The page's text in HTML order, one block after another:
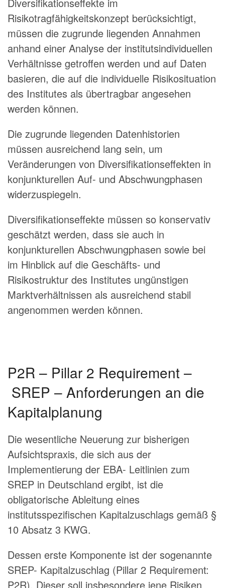
Risikotragfähigkeitskonzept berücksichtigt,
müssen die zugrunde liegenden Annahmen
anhand einer Analyse der institutsindividuellen
Verhältnisse getroffen werden und auf Daten
basieren, die auf die individuelle Risikosituation
des Institutes als übertragbar angesehen
werden können.
Die zugrunde liegenden Datenhistorien
müssen ausreichend lang sein, um
Veränderungen von Diversifikationseffekten in
konjunkturellen Auf- und Abschwungphasen
widerzuspiegeln.
Diversifikationseffekte müssen so konservativ
geschätzt werden, dass sie auch in
konjunkturellen Abschwungphasen sowie bei
im Hinblick auf die Geschäfts- und
Risikostruktur des Institutes ungünstigen
Marktverhältnissen als ausreichend stabil
angenommen werden können.
P2R – Pillar 2 Requirement –
SREP – Anforderungen an die
Kapitalplanung
Die wesentliche Neuerung zur bisherigen
Aufsichtspraxis, die sich aus der
Implementierung der EBA- Leitlinien zum
SREP in Deutschland ergibt, ist die
obligatorische Ableitung eines
institutsspezifischen Kapitalzuschlags gemäß §
10 Absatz 3 KWG.
Dessen erste Komponente ist der sogenannte
SREP- Kapitalzuschlag (Pillar 2 Requirement:
P2R). Dieser soll insbesondere jene Risiken